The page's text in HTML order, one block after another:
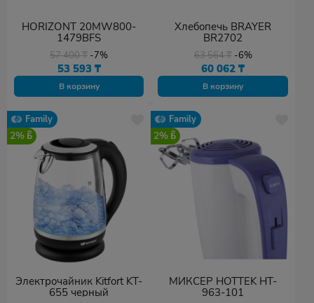
HORIZONT 20MW800-
1479BFS
57 400₸ -7%
53 593 ₸
В корзину
Хлебопечь BRAYER
BR2702
63 564₸ -6%
60 062₸
В корзину
Family
2%
Электрочайник Kitfort KT-
655 черный
Family
2%
МИКСЕР HOTTEK HT-
963-101